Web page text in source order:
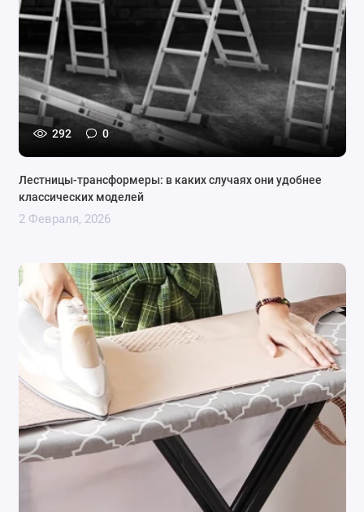
292 0
Лестницы-трансформеры: в каких случаях они удобнее
классических моделей
2 Февраля, 2026